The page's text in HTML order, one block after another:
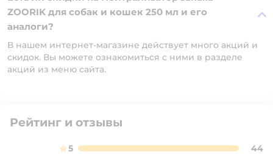
ZOORIK для собак и кошек 250 мл и его
аналоги?
В нашем интернет-магазине действует много акций и
скидок. Вы можете ознакомиться с ними в разделе
акций из меню сайта.
Рейтинг и отзывы
5
44